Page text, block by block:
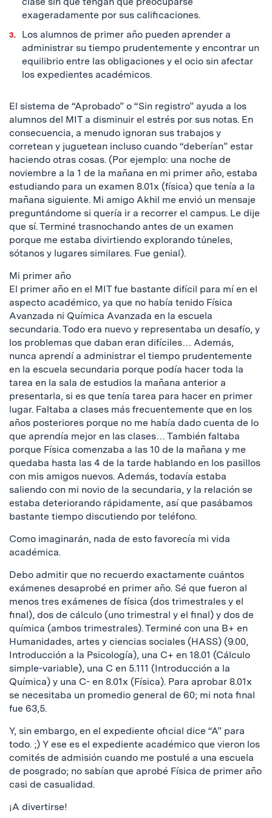
exageradamente por sus calificaciones.
Los alumnos de primer año pueden aprender a
administrar su tiempo prudentemente y encontrar un
equilibrio entre las obligaciones y el ocio sin afectar
los expedientes académicos.
El sistema de “Aprobado” o “Sin registro” ayuda a los
alumnos del MIT a disminuir el estrés por sus notas. En
consecuencia, a menudo ignoran sus trabajos y
corretean y juguetean incluso cuando “deberían” estar
haciendo otras cosas. (Por ejemplo: una noche de
noviembre a la 1 de la mañana en mi primer año, estaba
estudiando para un examen 8.01x (física) que tenía a la
mañana siguiente. Mi amigo Akhil me envió un mensaje
preguntándome si quería ir a recorrer el campus. Le dije
que sí. Terminé trasnochando antes de un examen
porque me estaba divirtiendo explorando túneles,
sótanos y lugares similares. Fue genial).
Mi primer año
El primer año en el MIT fue bastante difícil para mí en el
aspecto académico, ya que no había tenido Física
Avanzada ni Química Avanzada en la escuela
secundaria. Todo era nuevo y representaba un desafío, y
los problemas que daban eran difíciles… Además,
nunca aprendí a administrar el tiempo prudentemente
en la escuela secundaria porque podía hacer toda la
tarea en la sala de estudios la mañana anterior a
presentarla, si es que tenía tarea para hacer en primer
lugar. Faltaba a clases más frecuentemente que en los
años posteriores porque no me había dado cuenta de lo
que aprendía mejor en las clases… También faltaba
porque Física comenzaba a las 10 de la mañana y me
quedaba hasta las 4 de la tarde hablando en los pasillos
con mis amigos nuevos. Además, todavía estaba
saliendo con mi novio de la secundaria, y la relación se
estaba deteriorando rápidamente, así que pasábamos
bastante tiempo discutiendo por teléfono.
Como imaginarán, nada de esto favorecía mi vida
académica.
Debo admitir que no recuerdo exactamente cuántos
exámenes desaprobé en primer año. Sé que fueron al
menos tres exámenes de física (dos trimestrales y el
final), dos de cálculo (uno trimestral y el final) y dos de
química (ambos trimestrales). Terminé con una B+ en
Humanidades, artes y ciencias sociales (HASS) (9.00,
Introducción a la Psicología), una C+ en 18.01 (Cálculo
simple-variable), una C en 5.111 (Introducción a la
Química) y una C- en 8.01x (Física). Para aprobar 8.01x
se necesitaba un promedio general de 60; mi nota final
fue 63,5.
Y, sin embargo, en el expediente oficial dice “A” para
todo. ;) Y ese es el expediente académico que vieron los
comités de admisión cuando me postulé a una escuela
de posgrado; no sabían que aprobé Física de primer año
casi de casualidad.
¡A divertirse!